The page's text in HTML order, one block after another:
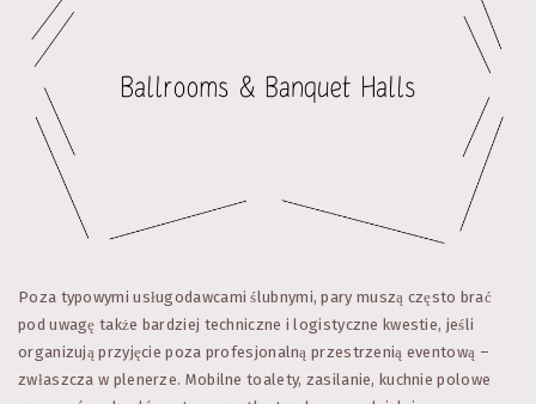
Poza typowymi usługodawcami ślubnymi, pary muszą często brać
pod uwagę także bardziej techniczne i logistyczne kwestie, jeśli
organizują przyjęcie poza profesjonalną przestrzenią eventową –
zwłaszcza w plenerze. Mobilne toalety, zasilanie, kuchnie polowe